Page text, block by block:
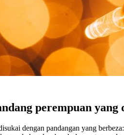
perempuan yang
dengan pandangan yang